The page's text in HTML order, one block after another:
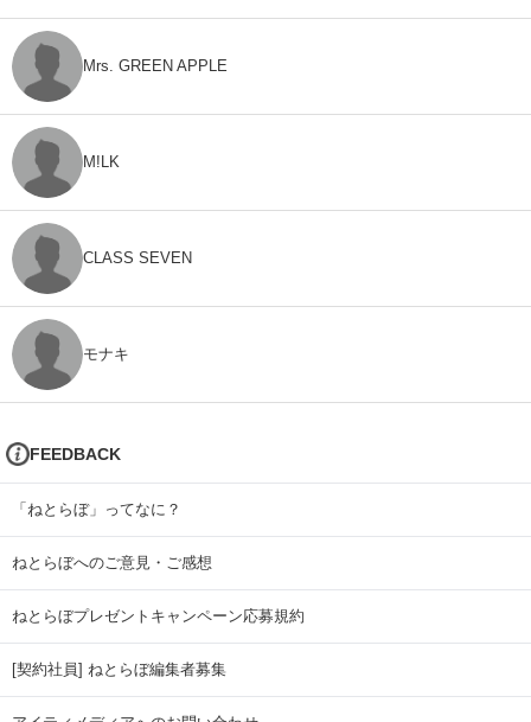
Mrs. GREEN APPLE
M!LK
CLASS SEVEN
モナキ
FEEDBACK
「ねとらぼ」ってなに？
ねとらぼへのご意見・ご感想
ねとらぼプレゼントキャンペーン応募規約
[契約社員] ねとらぼ編集者募集